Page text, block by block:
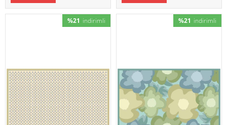
%21 indirimli %21 indirimli